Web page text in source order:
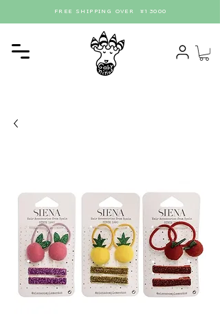
FREE SHIPPING OVER ¥13000